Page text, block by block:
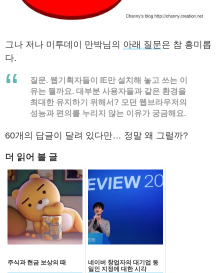
그나 저나 미투데이 만박님의 아래 질문은 참 흥미롭
다.
질문. 웹기획자들이 IE만 설치해 놓고 쓰는 이
유는 뭘까요. 대부분 사용자들과 같은 환경을
최대한 유지하기 위해서? 모던 웹브라우저의
성능과 편의를 누리지 않는 이유가 궁금해요.
60개의 답글이 달려 있다만… 정말 왜 그럴까?
더 읽어 볼 글
주식과 현금 보상의 때
네이버 창업자의 대기업 동
일인 지정에 대한 시각